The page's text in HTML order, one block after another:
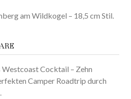
am Wildkogel – 18,5 cm Stil.
Cocktail – Zehn
Camper Roadtrip durch